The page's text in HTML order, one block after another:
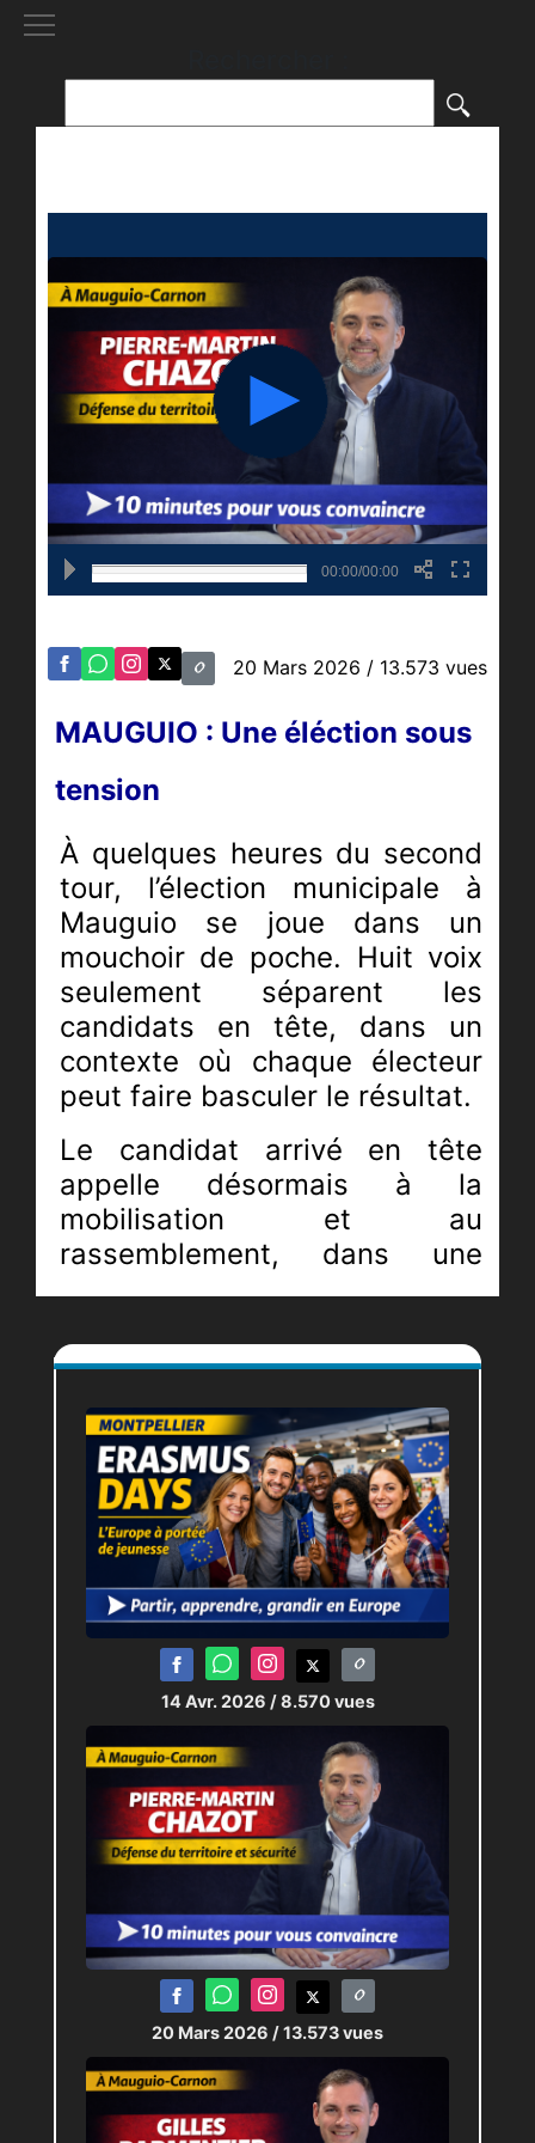
00:00/00:00
20 Mars 2026 / 13.573 vues
MAUGUIO : Une éléction sous
tension
À quelques heures du second
tour, l’élection municipale à
Mauguio se joue dans un
mouchoir de poche. Huit voix
seulement séparent les
candidats en tête, dans un
contexte où chaque électeur
peut faire basculer le résultat.
Le candidat arrivé en tête
appelle désormais à la
mobilisation et au
rassemblement, dans une
campagne marquée par des
l’avenir du territoire.
UN PREMIER TOUR SOUS
HAUTE TENSION
Avec seulement huit voix
d’écart, le premier tour a
envoyé un signal clair : rien
n’est joué. Le candidat en tête
insiste sur la responsabilité
qui en découle, tout en
remerciant les électeurs pour
leur mobilisation.
La semaine entre les deux
tours est décrite comme
intense, avec un objectif
central : transformer cette
avance fragile en victoire.
SÉCURITÉ ET URBANISME AU
CŒUR DU PROJET
14 Avr. 2026 / 8.570 vues
20 Mars 2026 / 13.573 vues